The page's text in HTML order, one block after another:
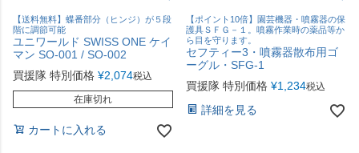
【送料無料】蝶番部分（ヒンジ）が５段
階に調節可能
ユニワールド SWISS ONE ケイ
マン SO-001 / SO-002
買援隊 特別価格 ¥2,074税込
在庫切れ
カートに入れる
【ポイント10倍】園芸機器・噴霧器の保
護具ＳＦＧ－１。噴霧作業時の薬品等か
ら目を守ります。
セフティー3・噴霧器散布用ゴ
ーグル・SFG-1
買援隊 特別価格 ¥1,234税込
詳細を見る